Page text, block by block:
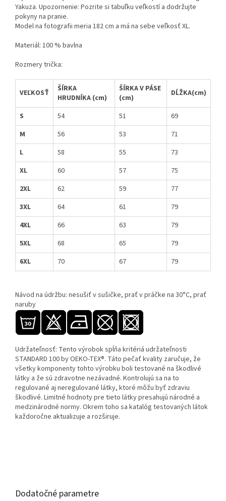
Yakuza. Upozornenie: Pozrite si tabuľku veľkostí a dodržujte
pokyny na pranie.
Model na fotografii meria 182 cm a má na sebe veľkosť XL.
Materiál: 100 % bavlna
Rozmery trička:
VEĽKOSŤ
ŠÍRKA
HRUDNÍKA (cm)
ŠÍRKA V PÁSE
(cm)
DĹŽKA(cm)
S 54 51
69
M
56 53
71
L
58 55
73
XL
60 57
75
2XL
62 59
77
3XL
64 61
79
4XL
66 63
79
5XL
68 65
79
6XL
70 67 79
Návod na údržbu: nesušiť v sušičke, prať v práčke na 30°C, prať
naruby
Udržateľnosť: Tento výrobok spĺňa kritériá udržateľnosti
STANDARD 100 by OEKO-TEX®. Táto pečať kvality zaručuje, že
všetky komponenty tohto výrobku boli testované na škodlivé
látky a že sú zdravotne nezávadné. Kontrolujú sa na to
regulované aj neregulované látky, ktoré môžu byť zdraviu
škodlivé. Limitné hodnoty pre tieto látky presahujú národné a
medzinárodné normy. Okrem toho sa katalóg testovaných látok
každoročne aktualizuje a rozširuje.
Dodatočné parametre